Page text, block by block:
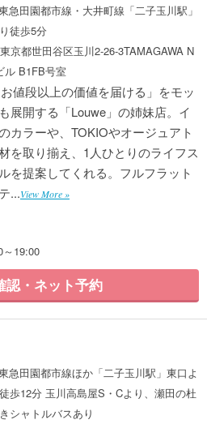
急田園都市線・大井町線「二子玉川駅」
徒歩5分
東京都世田谷区玉川2-26-3TAMAGAWA N
ル B1FB号室
お値段以上の価値を届ける」をモッ
展開する「Louwe」の姉妹店。イ
カラーや、TOKIOやオージュアト
を取り揃え、1人ひとりのライフス
を提案してくれる。フルフラット
...View More »
19:00
認・ネット予約
急田園都市線ほか「二子玉川駅」東口よ
歩12分 玉川高島屋S・Cより、瀬田の杜
シャトルバスあり